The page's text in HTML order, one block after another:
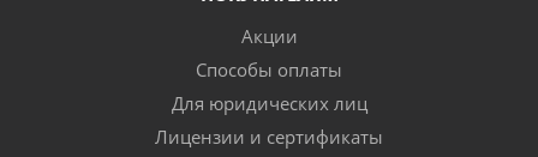
Акции
Способы оплаты
Для юридических лиц
Лицензии и сертификаты